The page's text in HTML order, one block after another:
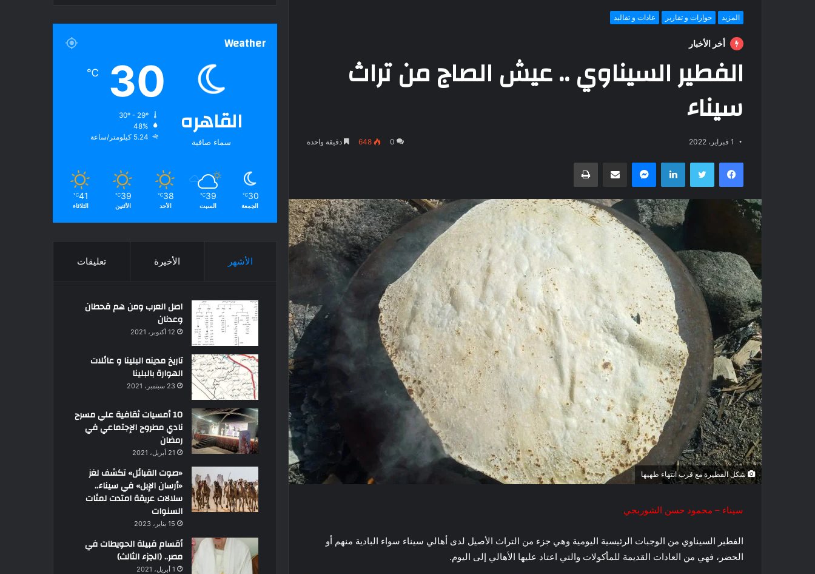
المزيد حوارات و تقارير عادات و تقاليد
أخر الأخبار
الفطير السيناوي .. عيش الصاج من تراث
سيناء
1 فبراير، 2022 0
648 دقيقة واحدة
فيسبوك تويتر لينكدإن ماسنجر مشاركة عبر البريد طباعة
شكل الفطيرة مع قرب انتهاء طهيها
سيناء – محمود حسن الشوربجي
الفطير السيناوي من الوجبات الرئيسية اليومية وهي جزء من التراث الأصيل لدى أهالي سيناء سواء البادية منهم أو
الحضر، فهي من العادات القديمة للمأكولات والتي اعتاد عليها الأهالي إلى اليوم.
Weather
القاهره
سماء صافية
30
℃
48%
5.24 كيلومتر/ساعة
30
℃
الجمعة
39
℃
السبت
38
℃
الأحد
39
℃
الأثنين
41
℃
الثلاثاء
الأشهر الأخيرة تعليقات
اصل العرب ومن هم قحطان
وعدنان
12 أكتوبر، 2021
تاريخ مدينه البلينا و عائلات
الهوارة بالبلينا
23 سبتمبر، 2021
10 أمسيات ثقافية علي مسرح
نادي مطروح الإجتماعي في
رمضان
21 أبريل، 2021
«صوت القبائل» تكشف لغز
«أرسان الإبل» في سيناء..
سلالات عريقة امتدت لمئات
السنوات
15 يناير، 2023
أقسام قبيلة الحويطات في
مصر.. (الجزء الثالث)
1 أبريل، 2021